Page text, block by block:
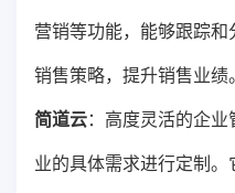
营销等功能，能够跟踪
销售策略，提升销售业绩。
简道云：高度灵活的企
业的具体需求进行定制